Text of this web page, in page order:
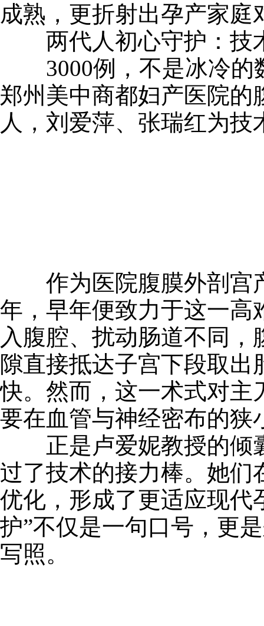
成熟，更折射出孕产家
两代人初心守护：技
3000例，不是冰冷的
郑州美中商都妇产医院的
人，刘爱萍、张瑞红为
作为医院腹膜外剖宫
年，早年便致力于这一高
入腹腔、扰动肠道不同
隙直接抵达子宫下段取
快。然而，这一术式对主
要在血管与神经密布的狭
正是卢爱妮教授的倾
过了技术的接力棒。她们
优化，形成了更适应现代
护”不仅是一句口号，更
写照。